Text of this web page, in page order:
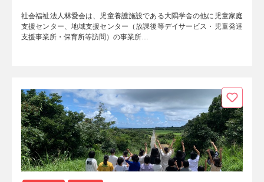
社会福祉法人林愛会は、児童養護施設である大隅学舎の他に児童家庭
支援センター、地域支援センター（放課後等デイサービス・児童発達
支援事業所・保育所等訪問）の事業所…